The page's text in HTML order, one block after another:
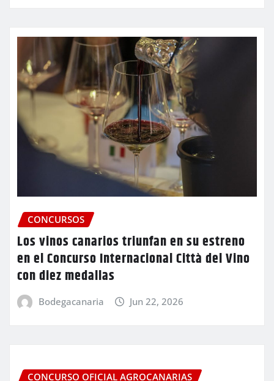
CONCURSOS
Los vinos canarios triunfan en su estreno
en el Concurso Internacional Città del Vino
con diez medallas
Bodegacanaria Jun 22, 2026
CONCURSO OFICIAL AGROCANARIAS